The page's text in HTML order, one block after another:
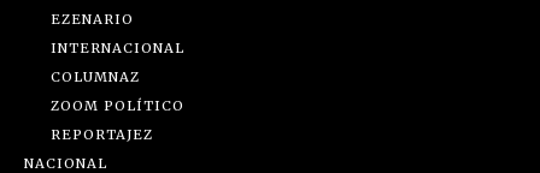
EZENARIO
INTERNACIONAL
COLUMNAZ
ZOOM POLÍTICO
REPORTAJEZ
NACIONAL